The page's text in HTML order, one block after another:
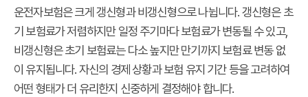
운전자보험은 크게 갱신형과 비갱신형으로 나뉩니다. 갱신형은 초
기 보험료가 저렴하지만 일정 주기마다 보험료가 변동될 수 있고,
비갱신형은 초기 보험료는 다소 높지만 만기까지 보험료 변동 없
이 유지됩니다. 자신의 경제 상황과 보험 유지 기간 등을 고려하여
어떤 형태가 더 유리한지 신중하게 결정해야 합니다.